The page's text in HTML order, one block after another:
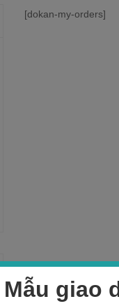
[dokan-my-orders]
Mẫu giao